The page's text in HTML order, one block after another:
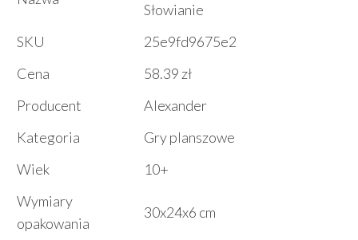
Słowianie
SKU
25e9fd9675e2
Cena
58.39 zł
Producent
Alexander
Kategoria
Gry planszowe
Wiek
10+
Wymiary
opakowania
30x24x6 cm